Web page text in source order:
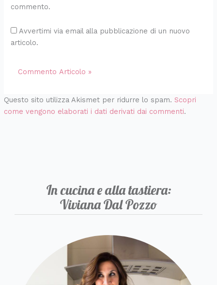
commento.
Avvertimi via email alla pubblicazione di un nuovo
articolo.
Questo sito utilizza Akismet per ridurre lo spam. Scopri
come vengono elaborati i dati derivati dai commenti.
In cucina e alla tastiera:
Viviana Dal Pozzo